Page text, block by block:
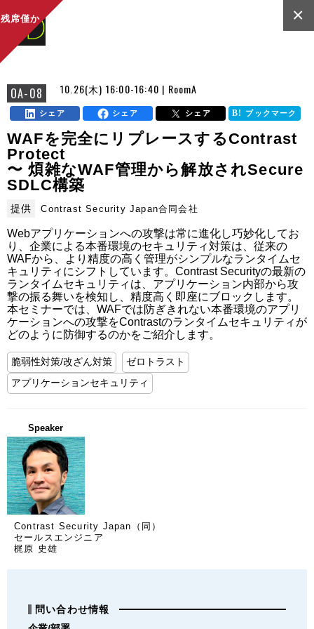
OA-08 10.26(木) 16:00-16:40 | RoomA
×
シェア シェア シェア ブックマーク
残席僅か
WAFを完全にリプレースするContrast
Protect
〜 煩雑なWAF管理から解放されSecure
SDLC構築
提供 Contrast Security Japan合同会社
Webアプリケーションへの攻撃は常に進化し巧妙化してお
り、企業による本番環境のセキュリティ対策は、従来の
WAFから、より精度の高く管理がシンプルなランタイムセ
キュリティにシフトしています。Contrast Securityの最新の
ランタイムセキュリティは、アプリケーション内部から攻
撃の振る舞いを検知し、精度高く即座にブロックします。
本セミナーでは、WAFでは防ぎきれない本番環境のアプリ
ケーションへの攻撃をContrastのランタイムセキュリティが
どのように防御するのかをご紹介します。
脆弱性対策/改ざん対策
ゼロトラスト
アプリケーションセキュリティ
Speaker
Contrast Security Japan（同）
セールスエンジニア
梶原 史雄
問い合わせ情報